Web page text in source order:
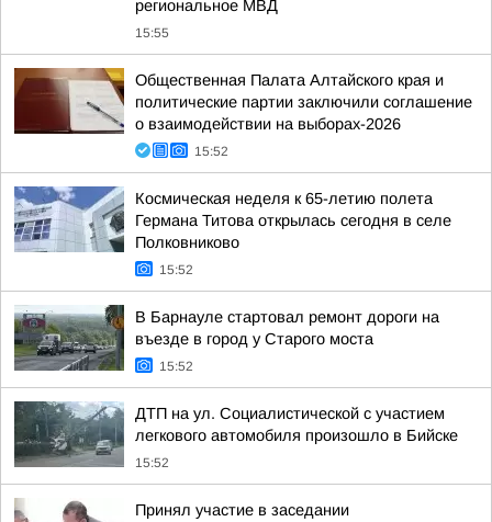
региональное МВД
15:55
Общественная Палата Алтайского края и
политические партии заключили соглашение
о взаимодействии на выборах-2026
15:52
Космическая неделя к 65-летию полета
Германа Титова открылась сегодня в селе
Полковниково
15:52
В Барнауле стартовал ремонт дороги на
въезде в город у Старого моста
15:52
ДТП на ул. Социалистической с участием
легкового автомобиля произошло в Бийске
15:52
Принял участие в заседании